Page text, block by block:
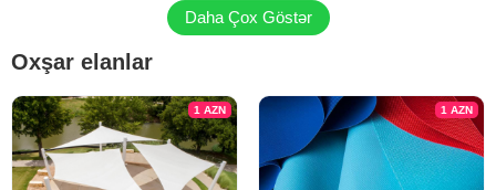
Daha Çox Göstər
Oxşar elanlar
1AZN 1 AZN